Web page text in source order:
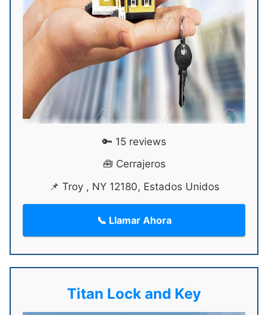
🔑 15 reviews
🧰 Cerrajeros
📌 Troy , NY 12180, Estados Unidos
📞 Llamar Ahora
Titan Lock and Key